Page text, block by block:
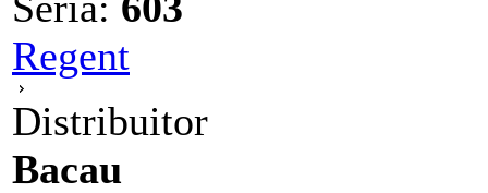
Regent
Distribuitor
Bacau